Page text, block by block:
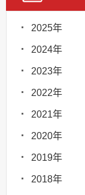
2025年
2024年
2023年
2022年
2021年
2020年
2019年
2018年